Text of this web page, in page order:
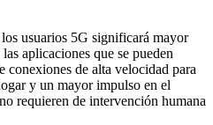
usuarios 5G significará mayor
aplicaciones que se pueden
de alta velocidad para
y un mayor impulso en el
requieren de intervención humana